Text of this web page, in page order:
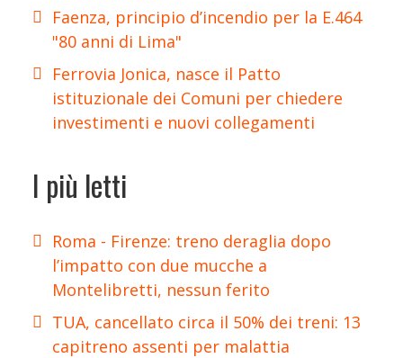
Faenza, principio d’incendio per la E.464
"80 anni di Lima"
Ferrovia Jonica, nasce il Patto
istituzionale dei Comuni per chiedere
investimenti e nuovi collegamenti
I più letti
Roma - Firenze: treno deraglia dopo
l’impatto con due mucche a
Montelibretti, nessun ferito
TUA, cancellato circa il 50% dei treni: 13
capitreno assenti per malattia